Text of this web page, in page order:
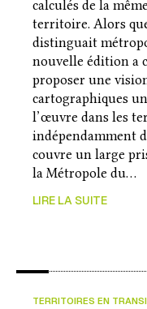
calculés de la
territoire. Alors
distinguait
nouvelle édition a
proposer une
cartographiques
l’œuvre dans les
indépendamment
couvre un large
la Métropole du…
LIRE LA SUITE
TERRITOIRES EN